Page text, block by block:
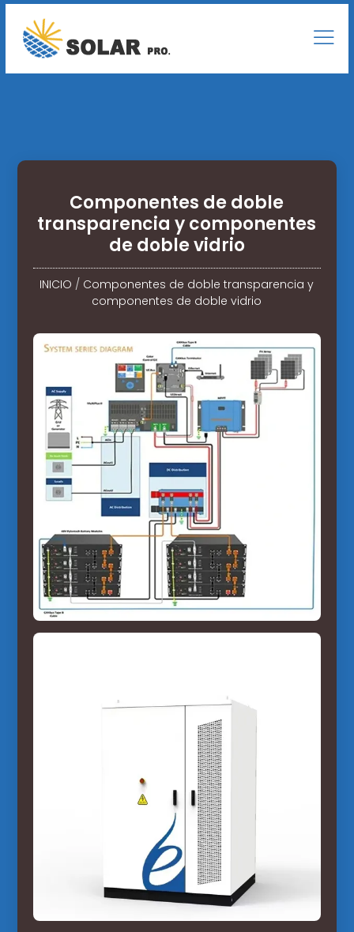
Componentes de doble
transparencia y componentes
de doble vidrio
INICIO / Componentes de doble transparencia y
componentes de doble vidrio